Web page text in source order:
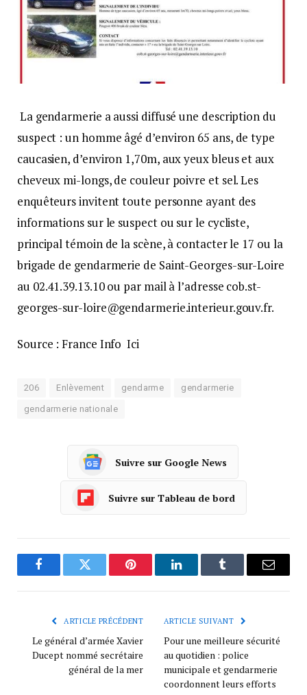
La gendarmerie a aussi diffusé une description du
suspect : un homme âgé d’environ 65 ans, de type
caucasien, d’environ 1,70m, aux yeux bleus et aux
cheveux mi-longs, de couleur poivre et sel. Les
enquêteurs invitent toute personne ayant des
informations sur le suspect ou sur le cycliste,
principal témoin de la scène, à contacter le 17 ou la
brigade de gendarmerie de Saint-Georges-sur-Loire
au 02.41.39.13.10 ou par mail à l’adresse cob.st-
georges-sur-loire@gendarmerie.interieur.gouv.fr.
Source : France Info Ici
206 Enlèvement gendarme gendarmerie
gendarmerie nationale
Suivre sur Google News
Suivre sur Tableau de bord
FacebookTwitter Pinterest LinkedInTumblr
ARTICLE PRÉCÉDENT
Le général d’armée Xavier
Ducept nommé secrétaire
général de la mer
ARTICLE SUIVANT
Pour une meilleure sécurité
au quotidien : police
municipale et gendarmerie
coordonnent leurs efforts